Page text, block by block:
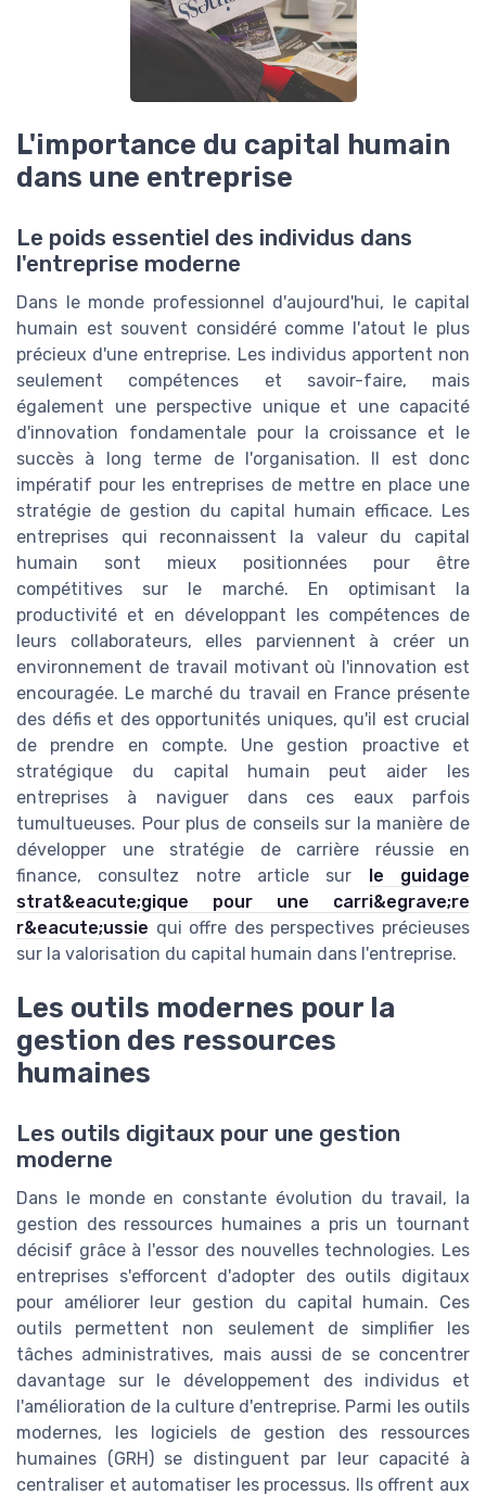
L'importance du capital humain
dans une entreprise
Le poids essentiel des individus dans
l'entreprise moderne
Dans le monde professionnel d'aujourd'hui, le capital
humain est souvent considéré comme l'atout le plus
précieux d'une entreprise. Les individus apportent non
seulement compétences et savoir-faire, mais
également une perspective unique et une capacité
d'innovation fondamentale pour la croissance et le
succès à long terme de l'organisation. Il est donc
impératif pour les entreprises de mettre en place une
stratégie de gestion du capital humain efficace. Les
entreprises qui reconnaissent la valeur du capital
humain sont mieux positionnées pour être
compétitives sur le marché. En optimisant la
productivité et en développant les compétences de
leurs collaborateurs, elles parviennent à créer un
environnement de travail motivant où l'innovation est
encouragée. Le marché du travail en France présente
des défis et des opportunités uniques, qu'il est crucial
de prendre en compte. Une gestion proactive et
stratégique du capital humain peut aider les
entreprises à naviguer dans ces eaux parfois
tumultueuses. Pour plus de conseils sur la manière de
développer une stratégie de carrière réussie en
finance, consultez notre article sur le guidage
strat&eacute;gique pour une carri&egrave;re
r&eacute;ussie qui offre des perspectives précieuses
sur la valorisation du capital humain dans l'entreprise.
Les outils modernes pour la
gestion des ressources
humaines
Les outils digitaux pour une gestion
moderne
Dans le monde en constante évolution du travail, la
gestion des ressources humaines a pris un tournant
décisif grâce à l'essor des nouvelles technologies. Les
entreprises s'efforcent d'adopter des outils digitaux
pour améliorer leur gestion du capital humain. Ces
outils permettent non seulement de simplifier les
tâches administratives, mais aussi de se concentrer
davantage sur le développement des individus et
l'amélioration de la culture d'entreprise. Parmi les outils
modernes, les logiciels de gestion des ressources
humaines (GRH) se distinguent par leur capacité à
centraliser et automatiser les processus. Ils offrent aux